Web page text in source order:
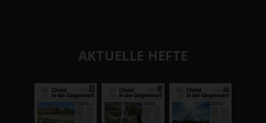
AKTUELLE HEFTE